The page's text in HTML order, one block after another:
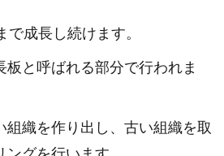
で成長し続けます。
板と呼ばれる部分で行われま
組織を作り出し、古い組織を取